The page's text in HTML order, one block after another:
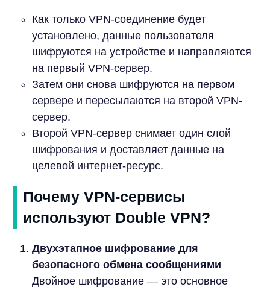
Как только VPN-соединение будет
установлено, данные пользователя
шифруются на устройстве и направляются
на первый VPN-сервер.
Затем они снова шифруются на первом
сервере и пересылаются на второй VPN-
сервер.
Второй VPN-сервер снимает один слой
шифрования и доставляет данные на
целевой интернет-ресурс.
Почему VPN-сервисы
используют Double VPN?
Двухэтапное шифрование для
безопасного обмена сообщениями
Двойное шифрование — это основное